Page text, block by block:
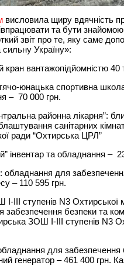
висловила щиру вдячність
та бути
звіт про те, яку саме
Україну»:
кран вантажопідйомністю 40
юнацька спортивна
– 70 000 грн.
районна лікарня”:
санітарних
ради “Охтирська ЦРЛ”
інвентар та обладнання –
обладнання для
– 110 595 грн.
ІІІ ступенів N3 Охтирської
безпеки та
ЗОШ І-ІІІ ступенів N3
для забезпечення
генератор – 461 400 грн.